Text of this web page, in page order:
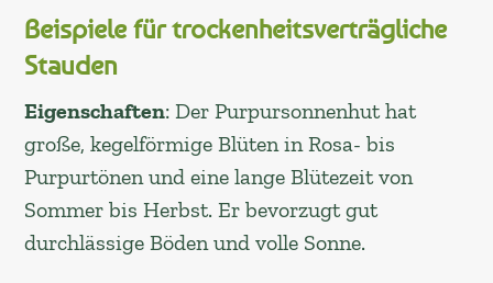
Beispiele für trockenheitsverträgliche
Stauden
Eigenschaften: Der Purpursonnenhut hat
große, kegelförmige Blüten in Rosa- bis
Purpurtönen und eine lange Blütezeit von
Sommer bis Herbst. Er bevorzugt gut
durchlässige Böden und volle Sonne.